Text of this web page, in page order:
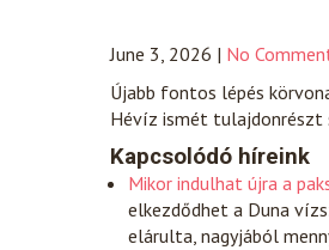
June 3, 2026 | No
Újabb fontos lépés
Hévíz ismét tulajdonrészt
Kapcsolódó híreink
Mikor indulhat újra a
elkezdődhet a Duna
elárulta, nagyjából